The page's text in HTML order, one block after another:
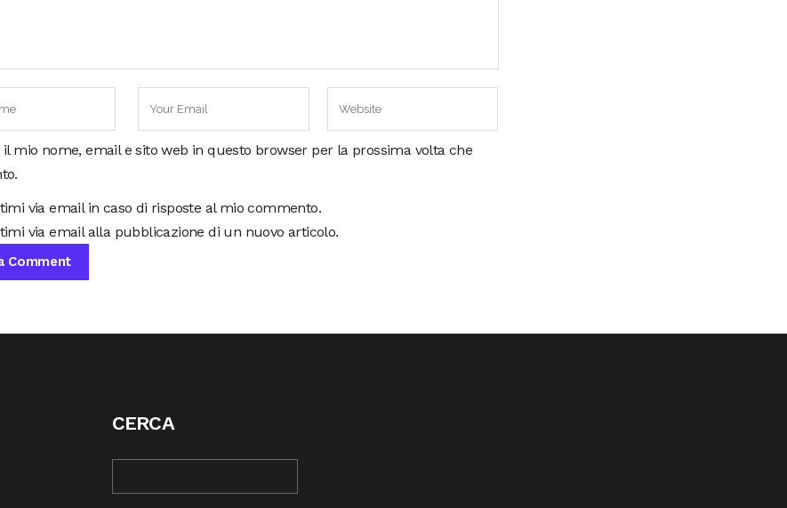
il mio nome, email e sito web in questo browser per la prossima volta che
via email in caso di risposte al mio commento.
via email alla pubblicazione di un nuovo articolo.
CERCA